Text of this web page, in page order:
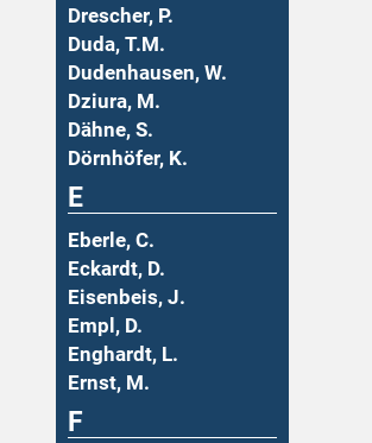
Drescher, P.
Duda, T.M.
Dudenhausen, W.
Dziura, M.
Dähne, S.
Dörnhöfer, K.
E
Eberle, C.
Eckardt, D.
Eisenbeis, J.
Empl, D.
Enghardt, L.
Ernst, M.
F